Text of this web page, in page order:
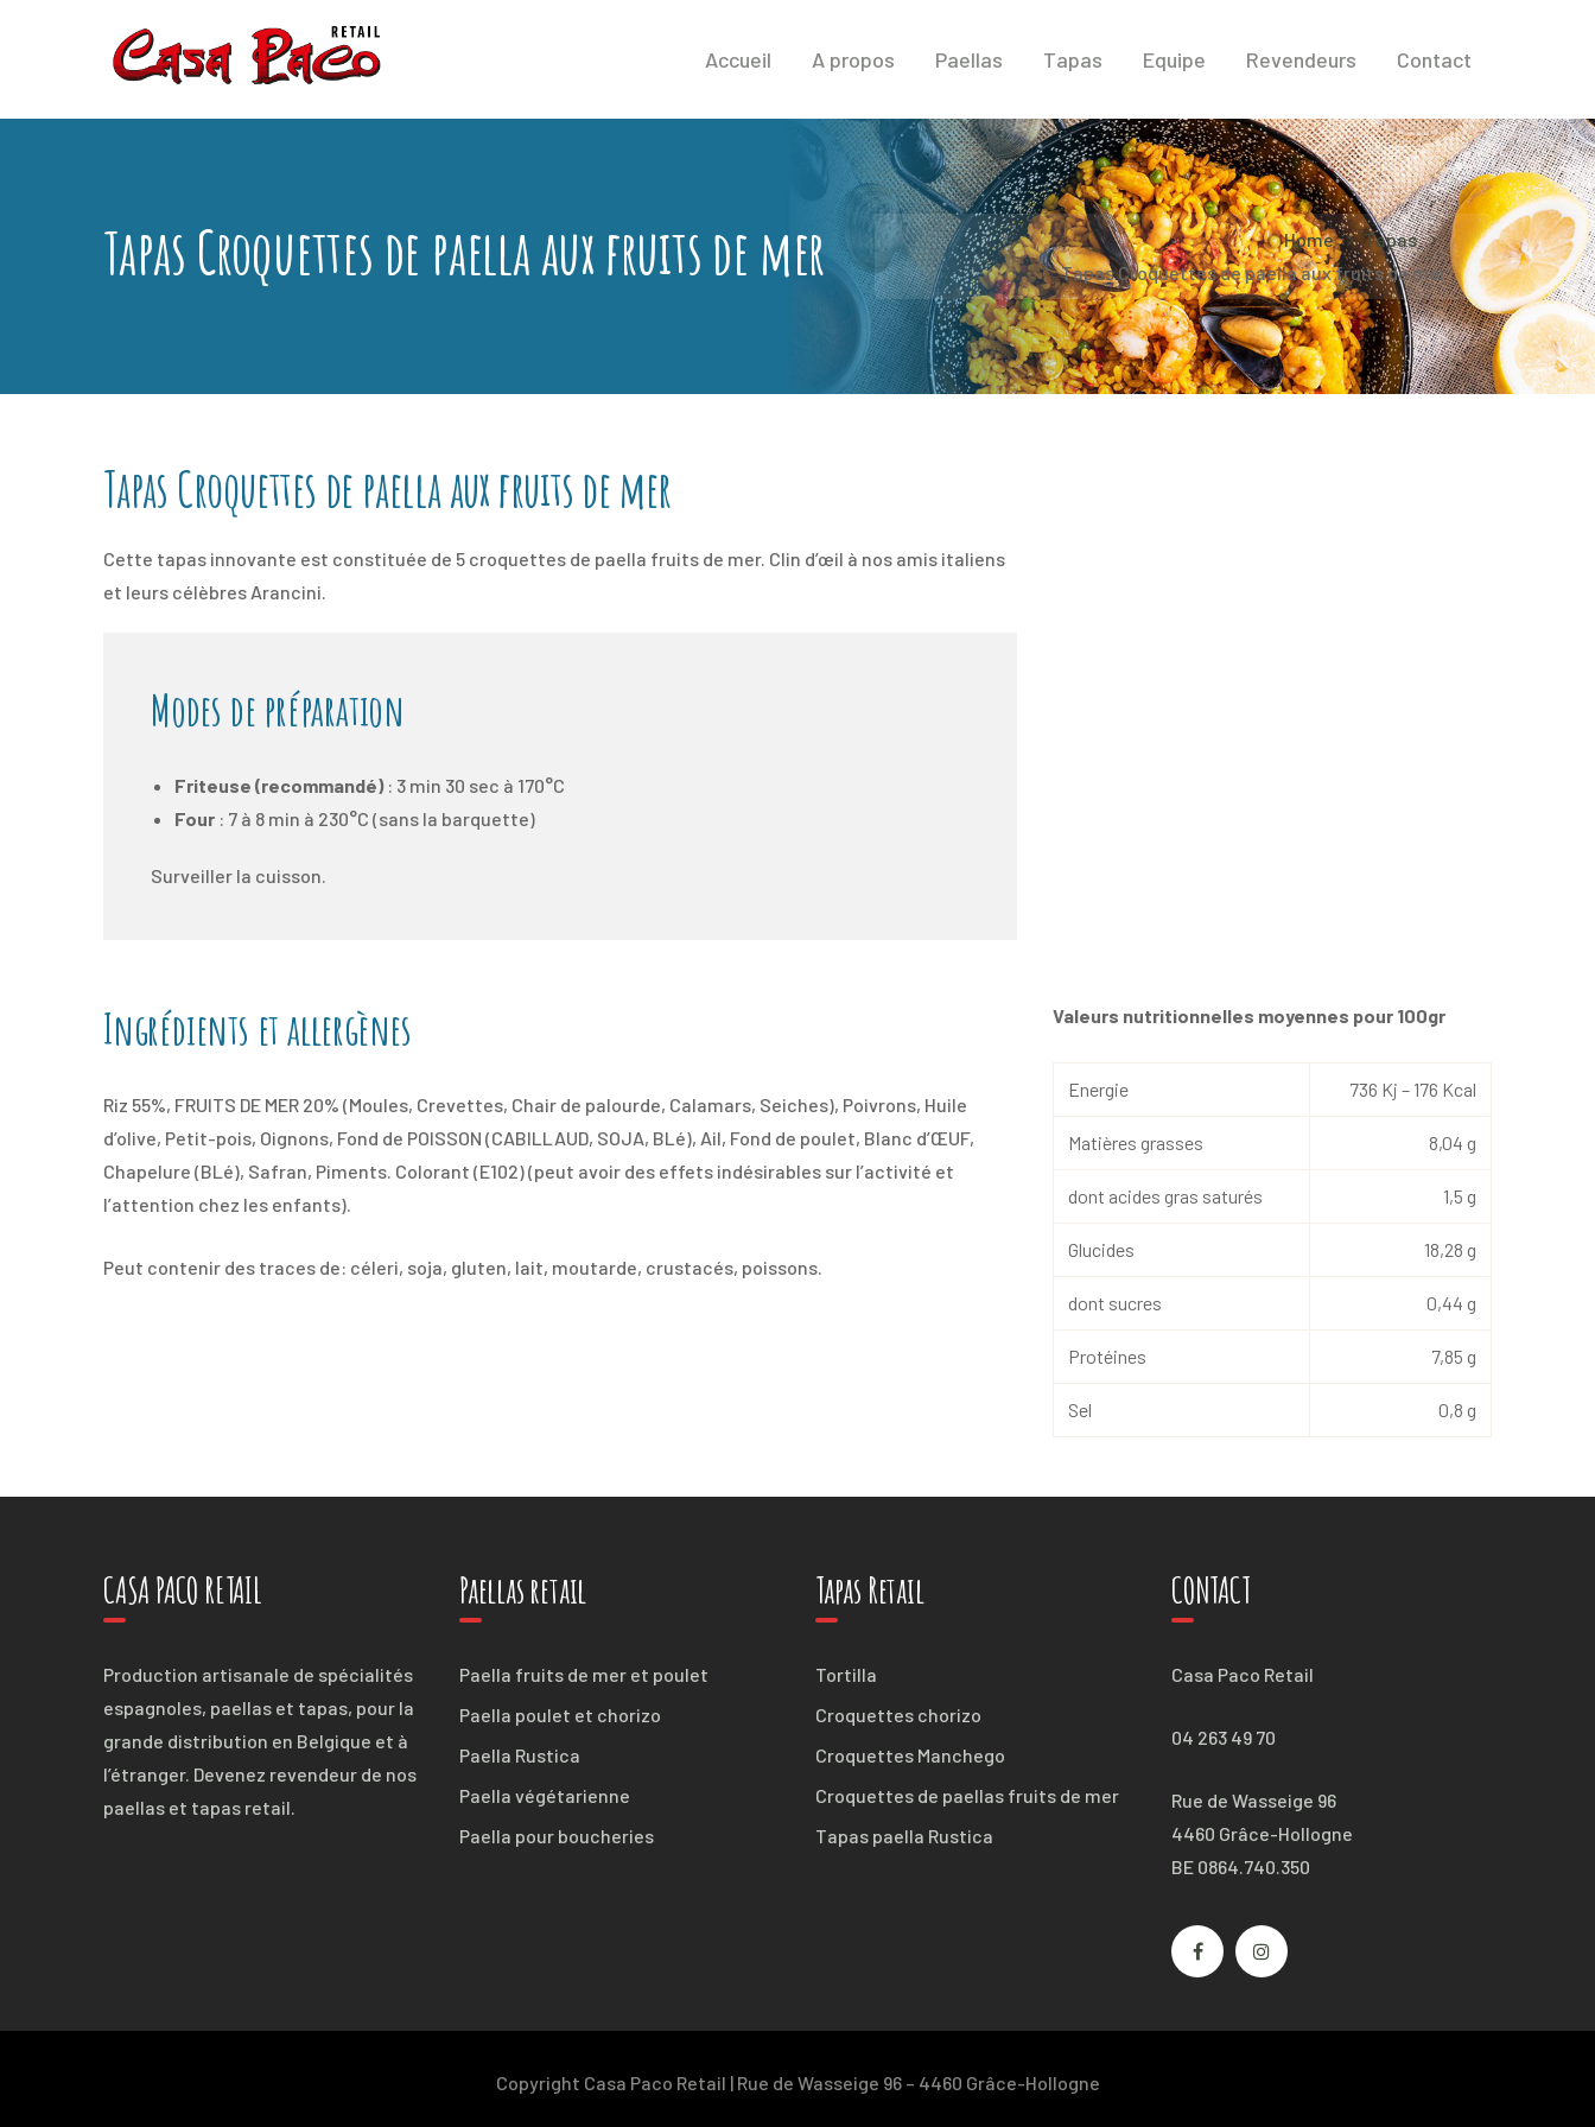
Accueil A propos Paellas Tapas Equipe Revendeurs Contact
Tapas Croquettes de paella aux fruits de mer Home
Tapas
Tapas Croquettes de paella aux fruits de mer
Tapas Croquettes de paella aux fruits de mer
Cette tapas innovante est constituée de 5 croquettes de paella fruits de mer. Clin d’œil à nos amis italiens
et leurs célèbres Arancini.
Modes de préparation
Friteuse (recommandé): 3 min 30 sec à 170°C
Four : 7 à 8 min à 230°C (sans la barquette)
Surveiller la cuisson.
Ingrédients et allergènes
Riz 55%, FRUITS DE MER 20% (Moules, Crevettes, Chair de palourde, Calamars, Seiches), Poivrons, Huile
d’olive, Petit-pois, Oignons, Fond de POISSON (CABILLAUD, SOJA, BLé), Ail, Fond de poulet, Blanc d’ŒUF,
Chapelure (BLé), Safran, Piments. Colorant (E102) (peut avoir des effets indésirables sur l’activité et
l’attention chez les enfants).
Peut contenir des traces de: céleri, soja, gluten, lait, moutarde, crustacés, poissons.
Valeurs nutritionnelles moyennes pour 100gr
Energie 736 Kj – 176 Kcal
Matières grasses 8,04 g
dont acides gras saturés 1,5 g
Glucides 18,28 g
dont sucres 0,44 g
Protéines 7,85 g
Sel 0,8 g
CASA PACO RETAIL
Production artisanale de spécialités
espagnoles, paellas et tapas, pour la
grande distribution en Belgique et à
l’étranger. Devenez revendeur de nos
paellas et tapas retail.
Paellas retail
Paella fruits de mer et poulet
Paella poulet et chorizo
Paella Rustica
Paella végétarienne
Paella pour boucheries
Tapas Retail
Tortilla
Croquettes chorizo
Croquettes Manchego
Croquettes de paellas fruits de mer
Tapas paella Rustica
CONTACT
Casa Paco Retail
04 263 49 70
Rue de Wasseige 96
4460 Grâce-Hollogne
BE 0864.740.350
Copyright Casa Paco Retail | Rue de Wasseige 96 – 4460 Grâce-Hollogne